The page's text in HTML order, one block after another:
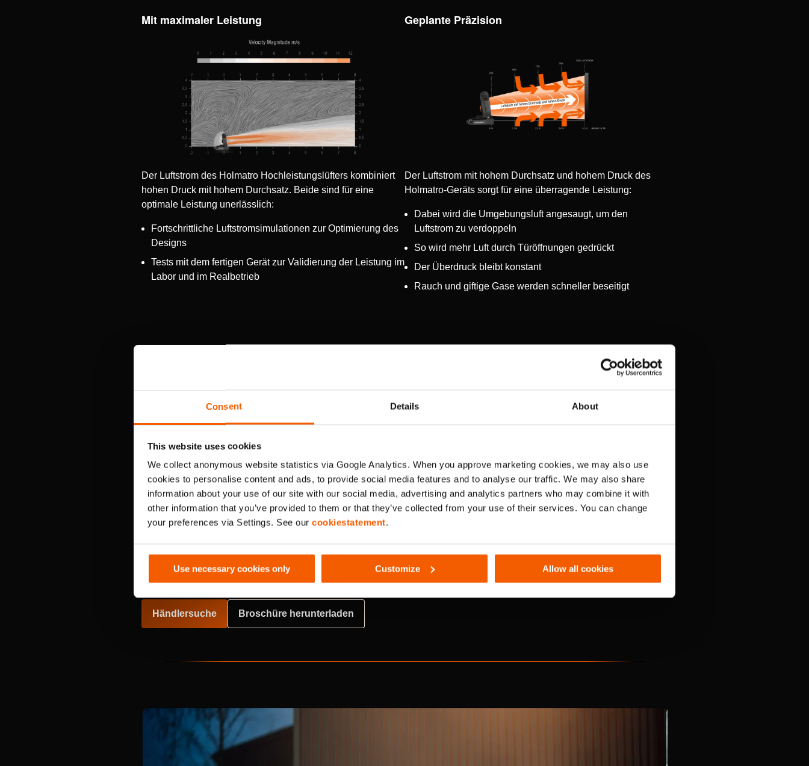
Consent Details About
This website uses cookies
We collect anonymous website statistics via Google Analytics. When you approve marketing cookies, we may also use
cookies to personalise content and ads, to provide social media features and to analyse our traffic. We may also share
information about your use of our site with our social media, advertising and analytics partners who may combine it with
other information that you’ve provided to them or that they’ve collected from your use of their services. You can change
your preferences via Settings. See our cookiestatement.
Use necessary cookies only Customize Allow all cookies
Mit maximaler Leistung
Der Luftstrom des Holmatro Hochleistungslüfters kombiniert
hohen Druck mit hohem Durchsatz. Beide sind für eine
optimale Leistung unerlässlich:
Fortschrittliche Luftstromsimulationen zur Optimierung des
Designs
Tests mit dem fertigen Gerät zur Validierung der Leistung im
Labor und im Realbetrieb
Geplante Präzision
Der Luftstrom mit hohem Durchsatz und hohem Druck des
Holmatro-Geräts sorgt für eine überragende Leistung:
Dabei wird die Umgebungsluft angesaugt, um den
Luftstrom zu verdoppeln
So wird mehr Luft durch Türöffnungen gedrückt
Der Überdruck bleibt konstant
Rauch und giftige Gase werden schneller beseitigt
Mit großen Luftmengen zur schnellen Beseitigung von Rauch,
Händlersuche Broschüre herunterladen